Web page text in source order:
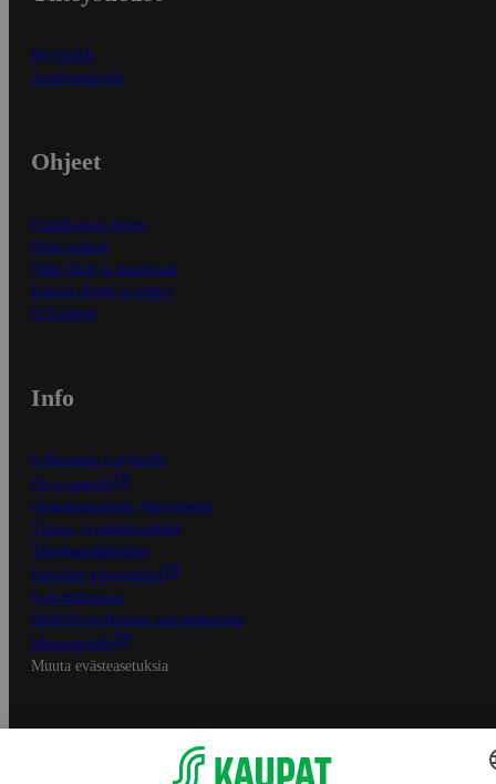
Myymälät
Asiakaspalvelu
Ohjeet
Ensitilaajan ohjeet
Näin maksat
Näin tilaat ja muokkaat
Kaikki ohjeet ja vinkit
In English
Info
S-Business yrityksille
Oiva-raportit
Osuuskauppojen yhteystiedot
Tilaus- ja toimitusehdot
Tietosuojakäytäntö
Palvelun käyttöehdot
Saavutettavuus
Mobiilisovelluksen saavutettavuus
Mainostajalle
Muuta evästeasetuksia
S-ryhmän palvelut